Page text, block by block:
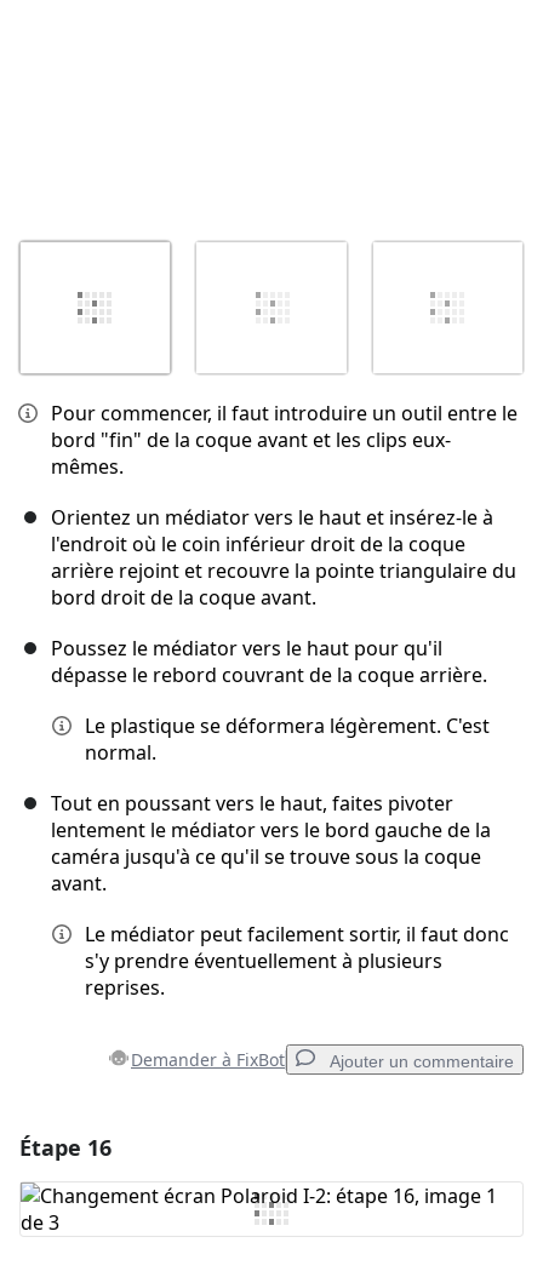
Pour commencer, il faut introduire un outil entre le
bord "fin" de la coque avant et les clips eux-
mêmes.
Orientez un médiator vers le haut et insérez-le à
l'endroit où le coin inférieur droit de la coque
arrière rejoint et recouvre la pointe triangulaire du
bord droit de la coque avant.
Poussez le médiator vers le haut pour qu'il
dépasse le rebord couvrant de la coque arrière.
Le plastique se déformera légèrement. C'est
normal.
Tout en poussant vers le haut, faites pivoter
lentement le médiator vers le bord gauche de la
caméra jusqu'à ce qu'il se trouve sous la coque
avant.
Le médiator peut facilement sortir, il faut donc
s'y prendre éventuellement à plusieurs
reprises.
Demander à FixBot Ajouter un commentaire
Ajouter un commentaire
Étape 16